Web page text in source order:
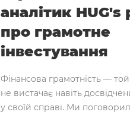
аналітик HUG's
про грамотне
інвестування
Фінансова грамотність — той
не вистачає навіть
у своїй справі. Ми